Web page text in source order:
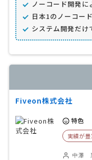
ノーコード開発
日本1のノーコー
システム開発だけ
Fiveon株式会社
特色
実績が
中澤